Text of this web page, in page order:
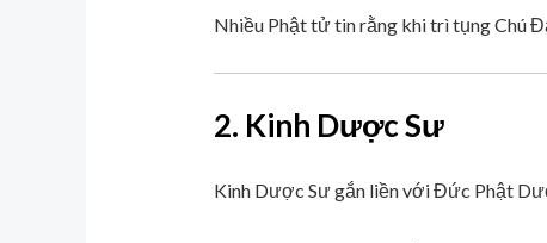
Nhiều Phật tử tin rằng khi trì tụng Chú
2. Kinh Dược Sư
Kinh Dược Sư gắn liền với Đức Phật